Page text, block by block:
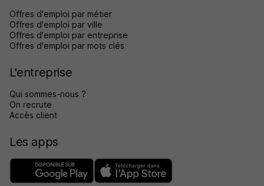
Offres d'emploi par métier
Offres d'emploi par ville
Offres d'emploi par entreprise
Offres d'emploi par mots clés
L'entreprise
Qui sommes-nous ?
On recrute
Accès client
Les apps